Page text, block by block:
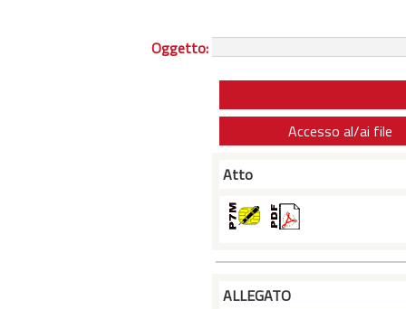
Oggetto:
Accesso al/ai file
Atto
ALLEGATO